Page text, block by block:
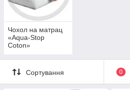
Чохол на матрац
«Aqua-Stop
Coton»
на блискавці
Сортування
0